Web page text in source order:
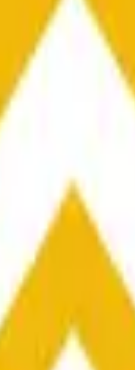
in the title is
specifically the
USD, not according to
in the title is
the BNB/USD data stream
BNB/USD, not according